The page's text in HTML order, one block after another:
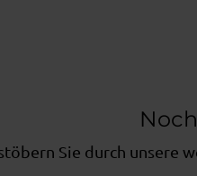
Sie durch unsere